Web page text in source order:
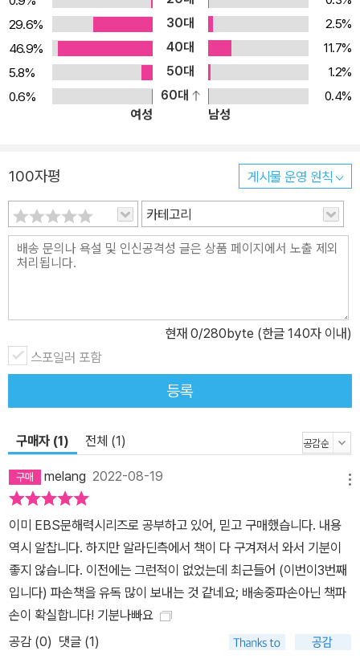
29.6%
30대
2.5%
46.9%
40대
11.7%
5.8%
50대
1.2%
0.6%
60대
0.4%
여성
남성
100자평 게시물 운영 원칙
카테고리
현재 0/280byte (한글 140자 이내)
스포일러 포함
등록
구매자 (1) 전체 (1)
melang 2022-08-19
이미 EBS문해력시리즈로 공부하고 있어, 믿고 구매했습니다. 내용
역시 알찹니다. 하지만 알라딘측에서 책이 다 구겨져서 와서 기분이
좋지 않습니다. 이전에는 그런적이 없었는데 최근들어 (이번이3번째
입니다) 파손책을 유독 많이 보내는 것 같네요; 배송중파손아닌 책파
손이 확실합니다! 기분나빠요
공감 (0) 댓글 (1)